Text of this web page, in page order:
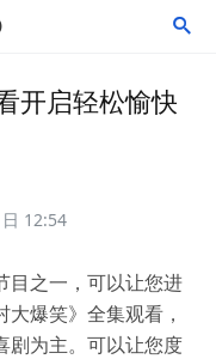

开启轻松愉快
12:54
目之一，可以让您进
爆笑》全集观看，
剧为主。可以让您度